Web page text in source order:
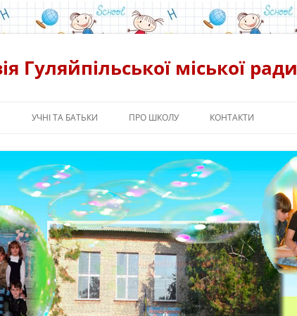
Гуляйпільської міської ради
УЧНІ ТА БАТЬКИ ПРО ШКОЛУ КОНТАКТИ